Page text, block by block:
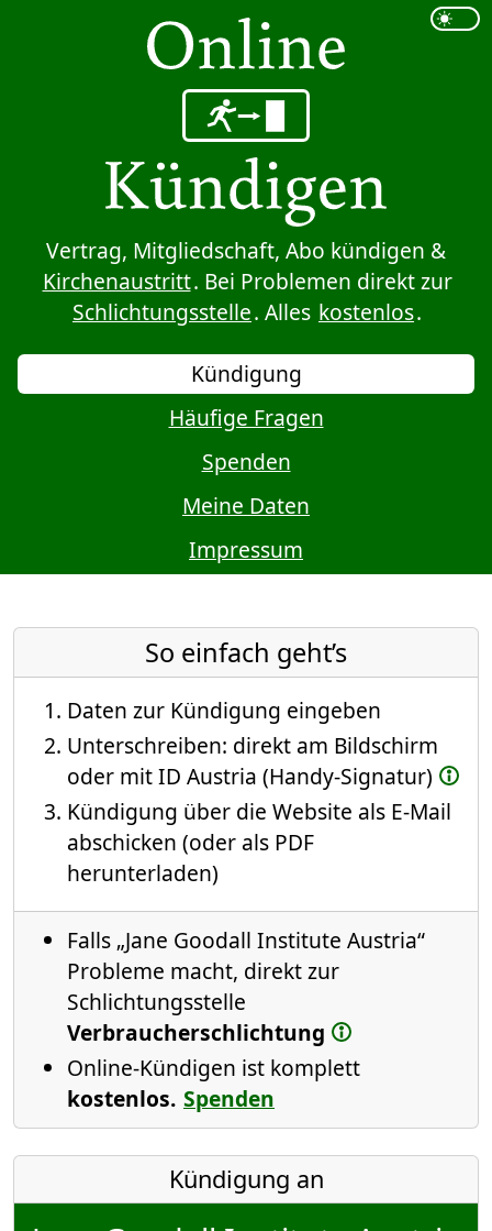
Sprung zum Inhalt
Vertrag, Mitgliedschaft, Abo kündigen &
Kirchenaustritt. Bei Problemen direkt zur
Schlichtungsstelle. Alles kostenlos.
Kündigung
Häufige Fragen
Spenden
Meine Daten
Impressum
So einfach geht’s
Daten zur Kündigung eingeben
Unterschreiben: direkt am Bildschirm
oder mit ID Austria (Handy-Signatur)
Kündigung über die Website als E-Mail
abschicken (oder als PDF
herunterladen)
Falls „Jane Goodall Institute Austria“
Probleme macht, direkt zur
Schlichtungsstelle
Verbraucherschlichtung
Online-Kündigen ist komplett
kostenlos. Spenden
Kündigung an